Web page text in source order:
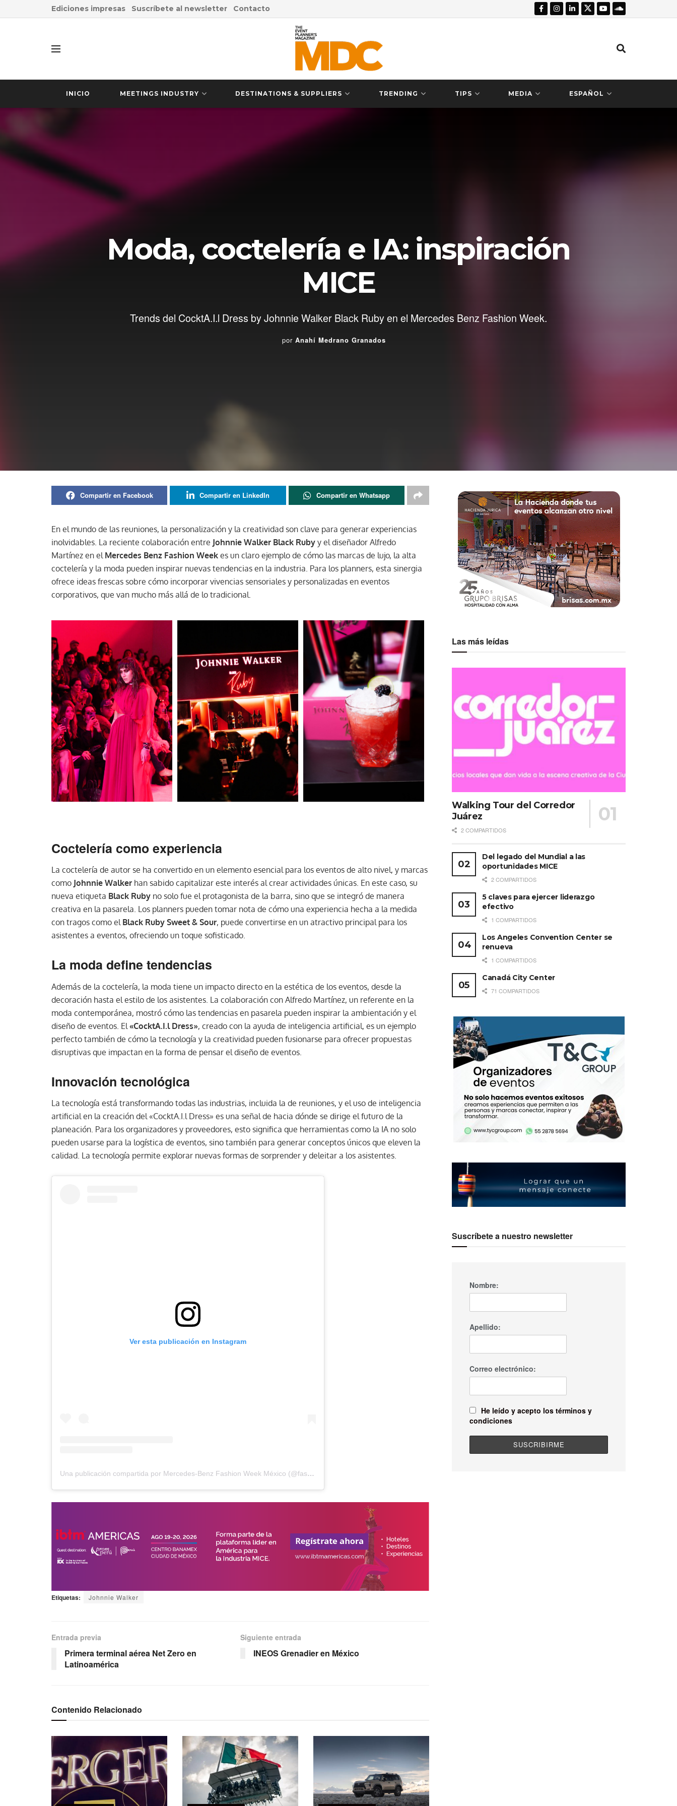
Ediciones impresas Suscríbete al newsletter Contacto
INICIO MEETINGS INDUSTRY DESTINATIONS & SUPPLIERS TRENDING TIPS MEDIA ESPAÑOL
Moda, coctelería e IA: inspiración
MICE
Trends del CocktA.I.l Dress by Johnnie Walker Black Ruby en el Mercedes Benz Fashion Week.
por Anahí Medrano Granados
Compartir en Facebook Compartir en LinkedIn Compartir en Whatsapp
En el mundo de las reuniones, la personalización y la creatividad son clave para generar experiencias
inolvidables. La reciente colaboración entre Johnnie Walker Black Ruby y el diseñador Alfredo
Martínez en el Mercedes Benz Fashion Week es un claro ejemplo de cómo las marcas de lujo, la alta
coctelería y la moda pueden inspirar nuevas tendencias en la industria. Para los planners, esta sinergia
ofrece ideas frescas sobre cómo incorporar vivencias sensoriales y personalizadas en eventos
corporativos, que van mucho más allá de lo tradicional.
Coctelería como experiencia
La coctelería de autor se ha convertido en un elemento esencial para los eventos de alto nivel, y marcas
como Johnnie Walker han sabido capitalizar este interés al crear actividades únicas. En este caso, su
nueva etiqueta Black Ruby no solo fue el protagonista de la barra, sino que se integró de manera
creativa en la pasarela. Los planners pueden tomar nota de cómo una experiencia hecha a la medida
con tragos como el Black Ruby Sweet & Sour, puede convertirse en un atractivo principal para los
asistentes a eventos, ofreciendo un toque sofisticado.
La moda define tendencias
Además de la coctelería, la moda tiene un impacto directo en la estética de los eventos, desde la
decoración hasta el estilo de los asistentes. La colaboración con Alfredo Martínez, un referente en la
moda contemporánea, mostró cómo las tendencias en pasarela pueden inspirar la ambientación y el
diseño de eventos. El «CocktA.I.l Dress», creado con la ayuda de inteligencia artificial, es un ejemplo
perfecto también de cómo la tecnología y la creatividad pueden fusionarse para ofrecer propuestas
disruptivas que impactan en la forma de pensar el diseño de eventos.
Innovación tecnológica
La tecnología está transformando todas las industrias, incluida la de reuniones, y el uso de inteligencia
artificial en la creación del «CocktA.I.l Dress» es una señal de hacia dónde se dirige el futuro de la
planeación. Para los organizadores y proveedores, esto significa que herramientas como la IA no solo
pueden usarse para la logística de eventos, sino también para generar conceptos únicos que eleven la
calidad. La tecnología permite explorar nuevas formas de sorprender y deleitar a los asistentes.
Ver esta publicación en Instagram
Una publicación compartida por Mercedes-Benz Fashion Week México (@fashionweekmx)
Etiquetas: Johnnie Walker
Entrada previa
Primera terminal aérea Net Zero en
Latinoamérica
Siguiente entrada
INEOS Grenadier en México
Contenido Relacionado
Las más leídas
Walking Tour del Corredor
Juárez
2 COMPARTIDOS
Del legado del Mundial a las
oportunidades MICE
2 COMPARTIDOS
5 claves para ejercer liderazgo
efectivo
1 COMPARTIDOS
Los Angeles Convention Center se
renueva
1 COMPARTIDOS
Canadá City Center
71 COMPARTIDOS
Suscríbete a nuestro newsletter
Nombre:
Apellido:
Correo electrónico:
He leído y acepto los términos y
condiciones